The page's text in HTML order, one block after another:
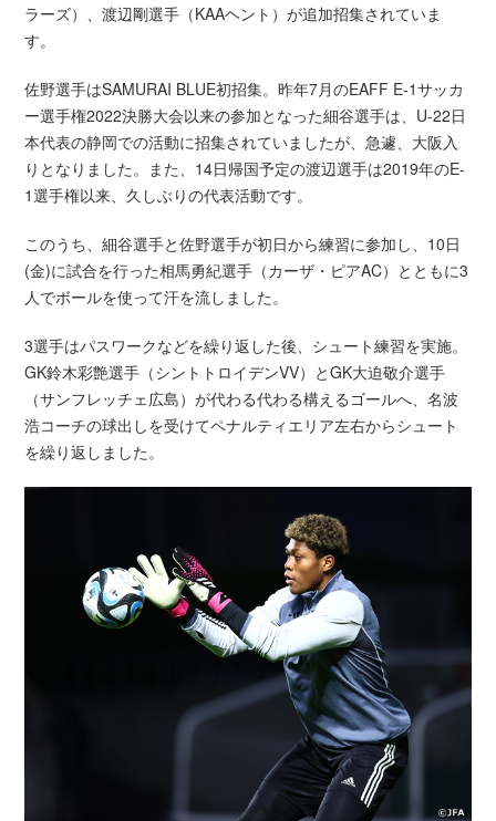
ラーズ）、渡辺剛選手（KAAヘント）が追加招集されていま
す。
佐野選手はSAMURAI BLUE初招集。昨年7月のEAFF E-1サッカ
ー選手権2022決勝大会以来の参加となった細谷選手は、U-22日
本代表の静岡での活動に招集されていましたが、急遽、大阪入
りとなりました。また、14日帰国予定の渡辺選手は2019年のE-
1選手権以来、久しぶりの代表活動です。
このうち、細谷選手と佐野選手が初日から練習に参加し、10日
(金)に試合を行った相馬勇紀選手（カーザ・ピアAC）とともに3
人でボールを使って汗を流しました。
3選手はパスワークなどを繰り返した後、シュート練習を実施。
GK鈴木彩艶選手（シントトロイデンVV）とGK大迫敬介選手
（サンフレッチェ広島）が代わる代わる構えるゴールへ、名波
浩コーチの球出しを受けてペナルティエリア左右からシュート
を繰り返しました。